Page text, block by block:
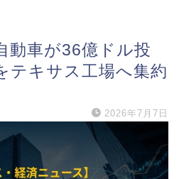
動車が36億ドル投
テキサス工場へ集約
2026年7月7日